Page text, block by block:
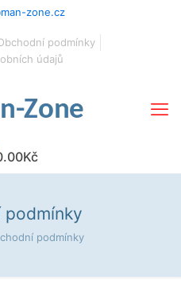
zone.cz
podmínky
údajů
podmínky
podmínky